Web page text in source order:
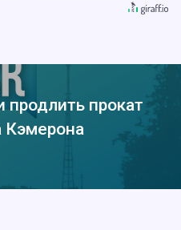
продлить прокат
Кэмерона